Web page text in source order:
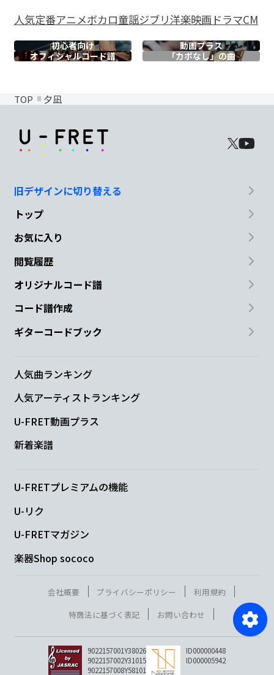
人気定番アニメボカロ童謡ジブリ洋楽映画ドラマCM
初心者向け
動画プラス
オフィシャルコード譜 「カポなし」の曲
TOP 夕凪
旧デザインに切り替える
トップ
お気に入り
閲覧履歴
オリジナルコード譜
コード譜作成
ギターコードブック
人気曲ランキング
人気アーティストランキング
U-FRET動画プラス
新着楽譜
U-FRETプレミアムの機能
U-リク
U-FRETマガジン
楽器Shop sococo
会社概要 プライバシーポリシー
利用規約
特商法に基づく表記
お問い合わせ
9022157001Y38026
9022157002Y31015
9022157008Y58101
ID000000448
ID000005942